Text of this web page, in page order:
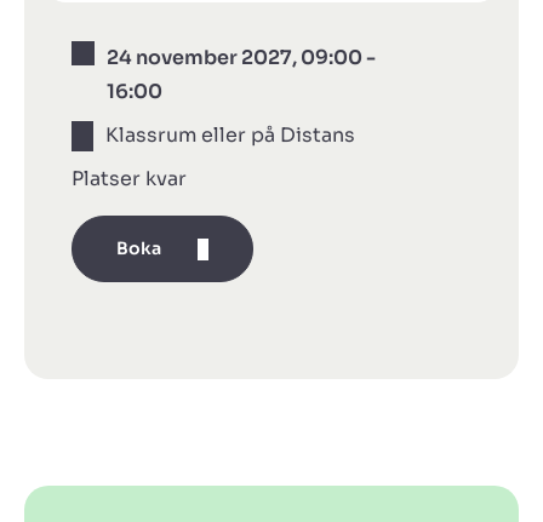
24 november 2027, 09:00 -
16:00
Klassrum eller på Distans
Platser kvar
Boka